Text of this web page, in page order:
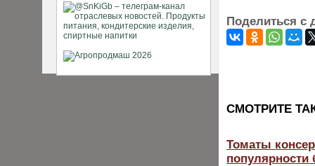
Поделиться с
CМОТРИТЕ
Томаты
популярности